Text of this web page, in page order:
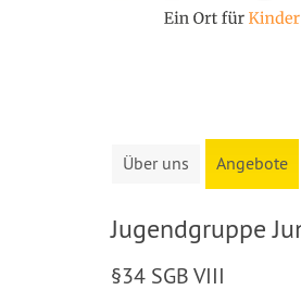
Über uns Angebote
Jugendgruppe
§34 SGB VIII